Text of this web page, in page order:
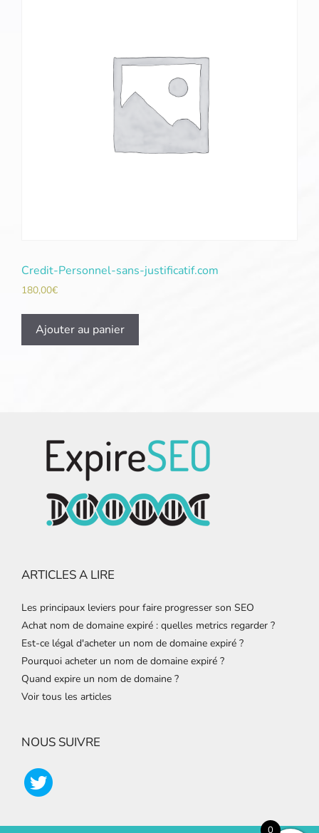
Credit-Personnel-sans-justificatif.com
180,00€
Ajouter au panier
ARTICLES A LIRE
Les principaux leviers pour faire progresser son SEO
Achat nom de domaine expiré : quelles metrics regarder ?
Est-ce légal d'acheter un nom de domaine expiré ?
Pourquoi acheter un nom de domaine expiré ?
Quand expire un nom de domaine ?
Voir tous les articles
NOUS SUIVRE
0